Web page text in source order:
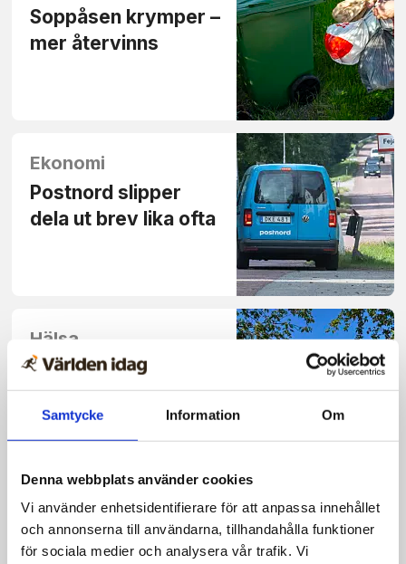
Samtycke Information Om
Denna webbplats använder cookies
Vi använder enhetsidentifierare för att anpassa innehållet
och annonserna till användarna, tillhandahålla funktioner
för sociala medier och analysera vår trafik. Vi
Soppåsen krymper –
mer återvinns
Ekonomi
Postnord slipper
dela ut brev lika ofta
Hälsa
Sol och läke­medel
en under­skattad
risk­kombination
Djur
Bästa växten om